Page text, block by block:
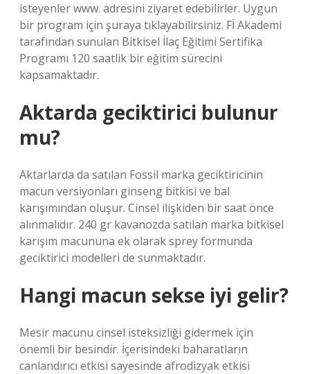
isteyenler www. adresini ziyaret edebilirler. Uygun
bir program için şuraya tıklayabilirsiniz. Fİ Akademi
tarafından sunulan Bitkisel İlaç Eğitimi Sertifika
Programı 120 saatlik bir eğitim sürecini
kapsamaktadır.
Aktarda geciktirici bulunur
mu?
Aktarlarda da satılan Fossil marka geciktiricinin
macun versiyonları ginseng bitkisi ve bal
karışımından oluşur. Cinsel ilişkiden bir saat önce
alınmalıdır. 240 gr kavanozda satılan marka bitkisel
karışım macununa ek olarak sprey formunda
geciktirici modelleri de sunmaktadır.
Hangi macun sekse iyi gelir?
Mesir macunu cinsel isteksizliği gidermek için
önemli bir besindir. İçerisindeki baharatların
canlandırıcı etkisi sayesinde afrodizyak etkisi